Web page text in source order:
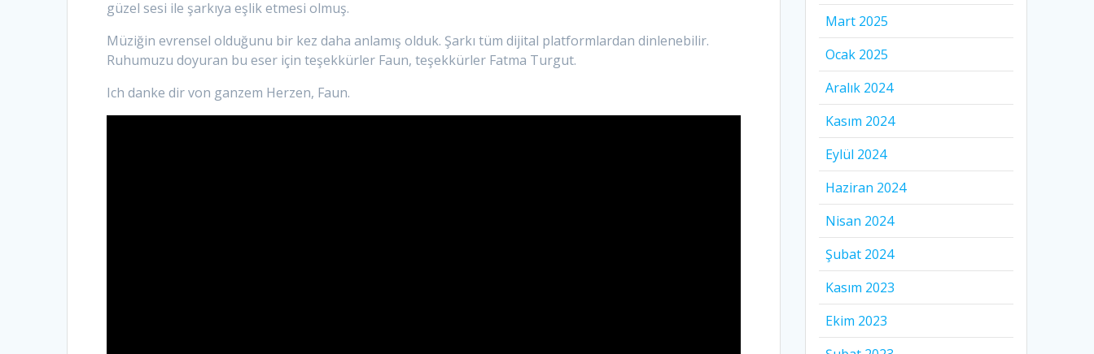
güzel sesi ile şarkıya eşlik etmesi olmuş.
Müziğin evrensel olduğunu bir kez daha anlamış olduk. Şarkı tüm dijital platformlardan dinlenebilir.
Ruhumuzu doyuran bu eser için teşekkürler Faun, teşekkürler Fatma Turgut.
Ich danke dir von ganzem Herzen, Faun.
Mart 2025
Ocak 2025
Aralık 2024
Kasım 2024
Eylül 2024
Haziran 2024
Nisan 2024
Şubat 2024
Kasım 2023
Ekim 2023